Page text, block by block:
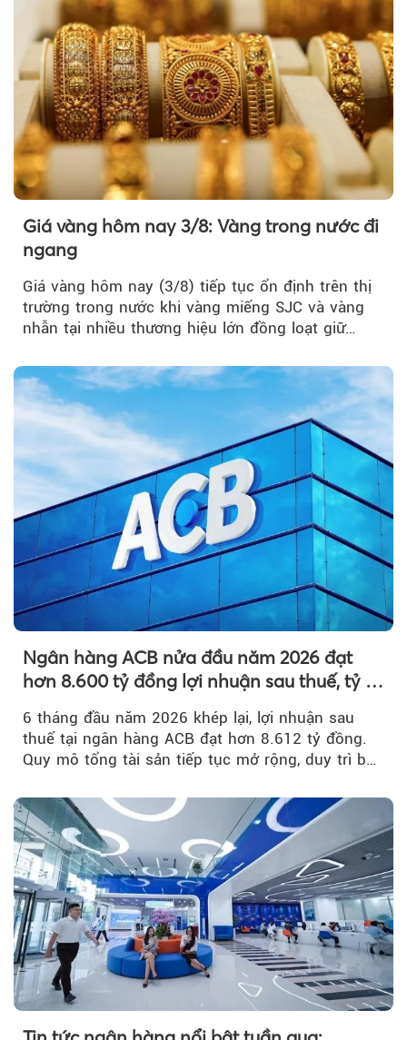
Giá vàng hôm nay 3/8: Vàng trong nước đi
ngang
Giá vàng hôm nay (3/8) tiếp tục ổn định trên thị
trường trong nước khi vàng miếng SJC và vàng
nhẫn tại nhiều thương hiệu lớn đồng loạt giữ
Ngân hàng ACB nửa đầu năm 2026 đạt
hơn 8.600 tỷ đồng lợi nhuận sau thuế, tỷ lệ
nợ xấu thấp nhất ngành
6 tháng đầu năm 2026 khép lại, lợi nhuận sau
thuế tại ngân hàng ACB đạt hơn 8.612 tỷ đồng.
Quy mô tổng tài sản tiếp tục mở rộng, duy trì bộ